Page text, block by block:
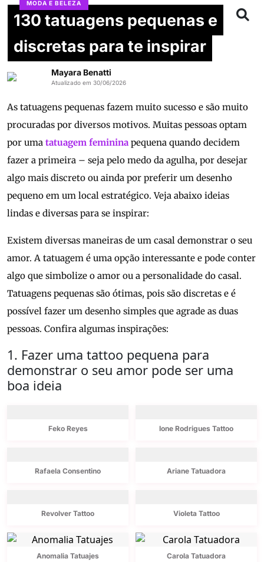
MODA E BELEZA
130 tatuagens pequenas e
discretas para te inspirar
Mayara Benatti
Atualizado em 30/06/2026
As tatuagens pequenas fazem muito sucesso e são muito
procuradas por diversos motivos. Muitas pessoas optam
por uma tatuagem feminina pequena quando decidem
fazer a primeira – seja pelo medo da agulha, por desejar
algo mais discreto ou ainda por preferir um desenho
pequeno em um local estratégico. Veja abaixo ideias
lindas e diversas para se inspirar:
Existem diversas maneiras de um casal demonstrar o seu
amor. A tatuagem é uma opção interessante e pode conter
algo que simbolize o amor ou a personalidade do casal.
Tatuagens pequenas são ótimas, pois são discretas e é
possível fazer um desenho simples que agrade as duas
pessoas. Confira algumas inspirações:
1. Fazer uma tattoo pequena para
demonstrar o seu amor pode ser uma
boa ideia
Feko Reyes Ione Rodrigues Tattoo
Rafaela Consentino Ariane Tatuadora
Revolver Tattoo Violeta Tattoo
Anomalia Tatuajes Carola Tatuadora